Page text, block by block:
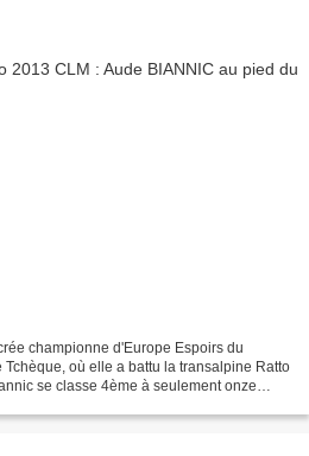
championne d'Europe Espoirs du
où elle a battu la transalpine Ratto
se classe 4ème à seulement onze